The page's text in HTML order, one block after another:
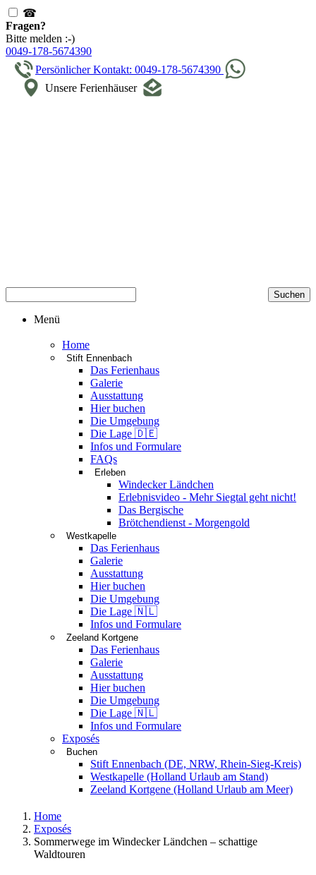
☎
Fragen?
Bitte melden :-)
0049-178-5674390
Persönlicher Kontakt: 0049-178-5674390
Unsere Ferienhäuser
Menü
Home
Stift Ennenbach
Das Ferienhaus
Galerie
Ausstattung
Hier buchen
Die Umgebung
Die Lage 🇩🇪
Infos und Formulare
FAQs
Erleben
Windecker Ländchen
Erlebnisvideo - Mehr Siegtal geht nicht!
Das Bergische
Brötchendienst - Morgengold
Westkapelle
Das Ferienhaus
Galerie
Ausstattung
Hier buchen
Die Umgebung
Die Lage 🇳🇱
Infos und Formulare
Zeeland Kortgene
Das Ferienhaus
Galerie
Ausstattung
Hier buchen
Die Umgebung
Die Lage 🇳🇱
Infos und Formulare
Exposés
Buchen
Stift Ennenbach (DE, NRW, Rhein-Sieg-Kreis)
Westkapelle (Holland Urlaub am Stand)
Zeeland Kortgene (Holland Urlaub am Meer)
Home
Exposés
Sommerwege im Windecker Ländchen – schattige
Waldtouren